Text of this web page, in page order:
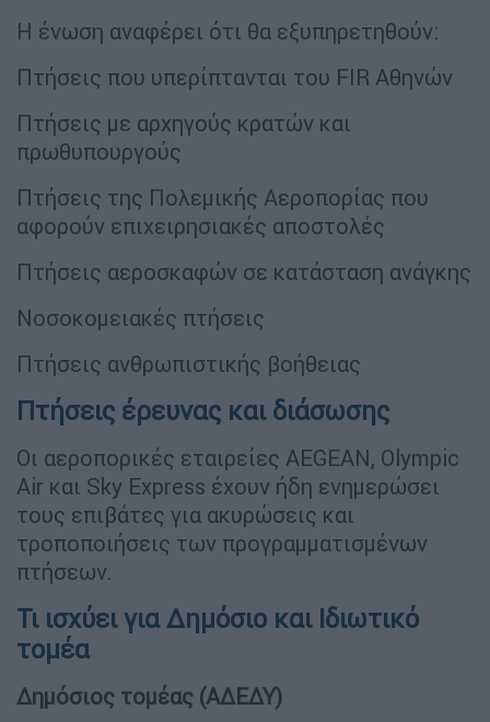
Η ένωση αναφέρει ότι θα εξυπηρετηθούν:
Πτήσεις που υπερίπτανται του FIR Αθηνών
Πτήσεις με αρχηγούς κρατών και
πρωθυπουργούς
Πτήσεις της Πολεμικής Αεροπορίας που
αφορούν επιχειρησιακές αποστολές
Πτήσεις αεροσκαφών σε κατάσταση ανάγκης
Νοσοκομειακές πτήσεις
Πτήσεις ανθρωπιστικής βοήθειας
Πτήσεις έρευνας και διάσωσης
Οι αεροπορικές εταιρείες AEGEAN, Olympic
Air και Sky Express έχουν ήδη ενημερώσει
τους επιβάτες για ακυρώσεις και
τροποποιήσεις των προγραμματισμένων
πτήσεων.
Τι ισχύει για Δημόσιο και Ιδιωτικό
τομέα
Δημόσιος τομέας (ΑΔΕΔΥ)